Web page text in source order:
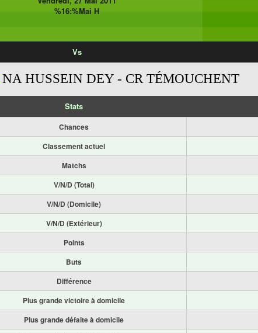
%16:%Mai H
Vs
NA HUSSEIN DEY - CR TÉMOUCHENT
Stats
Chances
Classement actuel
Matchs
V/N/D (Total)
V/N/D (Domicile)
V/N/D (Extérieur)
Points
Buts
Différence
Plus grande victoire à domicile
Plus grande défaite à domicile